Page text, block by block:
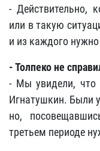
- Действительно,
или в такую
и из каждого
- Толпеко не
- Мы увидели, что
Игнатушкин. Были
но,
третьем периоде